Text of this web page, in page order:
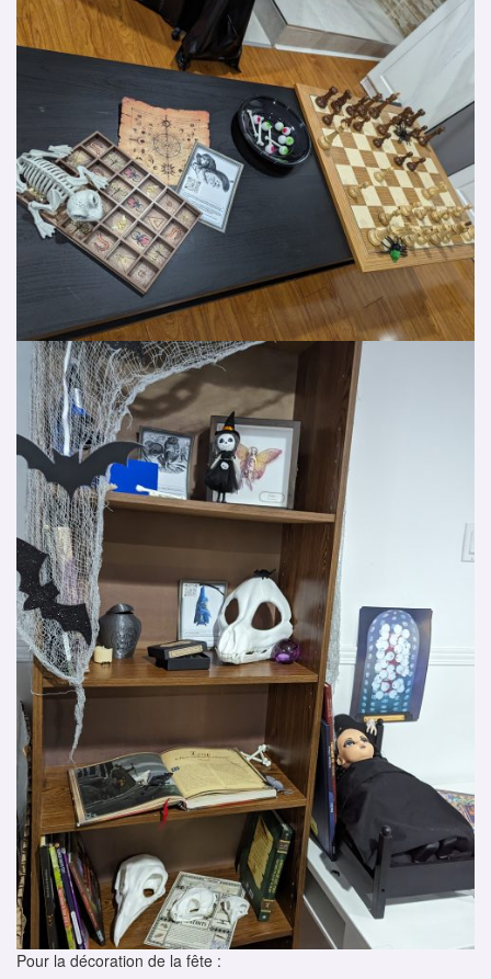
Pour la décoration de la fête :